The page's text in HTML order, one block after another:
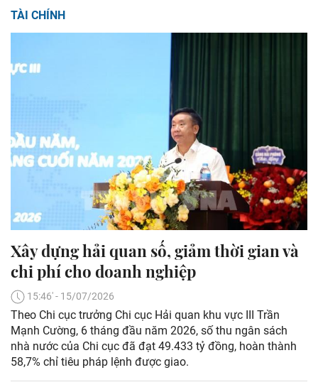
TÀI CHÍNH
Xây dựng hải quan số, giảm thời gian và
chi phí cho doanh nghiệp
15:46' - 15/07/2026
Theo Chi cục trưởng Chi cục Hải quan khu vực III Trần
Mạnh Cường, 6 tháng đầu năm 2026, số thu ngân sách
nhà nước của Chi cục đã đạt 49.433 tỷ đồng, hoàn thành
58,7% chỉ tiêu pháp lệnh được giao.